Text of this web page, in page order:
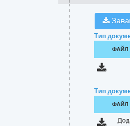
Тип
ФАЙЛ
Тип
ФАЙЛ